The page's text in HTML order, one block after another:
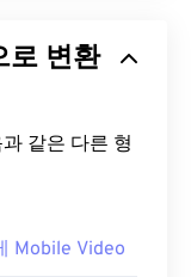
로 변환
Mobile Video